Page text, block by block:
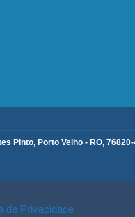
de Privacidade
Pinto, Porto Velho - RO,